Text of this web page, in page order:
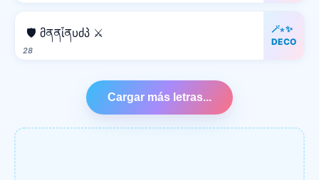
28
🛡️ მནནἶནυძპ ⚔️
🪄⋆✨
DECO
Cargar más letras...